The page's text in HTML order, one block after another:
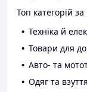
Топ категорій
Техніка й
Товари для
Авто- та
Одяг та взуття